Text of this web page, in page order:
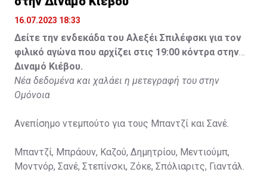
16.07.2023 18:33
Δείτε την ενδεκάδα του Αλεξέι Σπιλέφσκι για τον
φιλικό αγώνα που αρχίζει στις 19:00 κόντρα στην
Διναμό Κιέβου.
Νέα δεδομένα και χαλάει η μετεγραφή του στην
Ομόνοια
Ανεπίσημο ντεμπούτο για τους Μπαντζί και Σανέ.
Μπαντζί, Μπράουν, Καζού, Δημητρίου, Μεντιούμπ,
Μοντνόρ, Σανέ, Στεπίνσκι, Ζόκε, Σπόλιαριτς, Γιαντάλ.